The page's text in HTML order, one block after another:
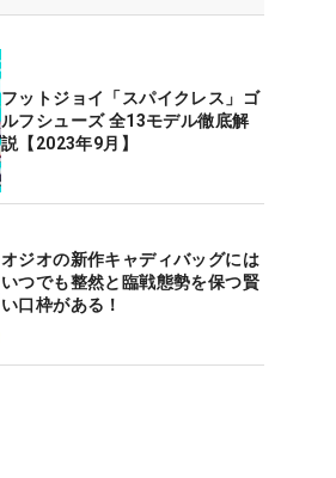
フットジョイ「スパイクレス」ゴ
ルフシューズ 全13モデル徹底解
説【2023年9月】
オジオの新作キャディバッグには
いつでも整然と臨戦態勢を保つ賢
い口枠がある！